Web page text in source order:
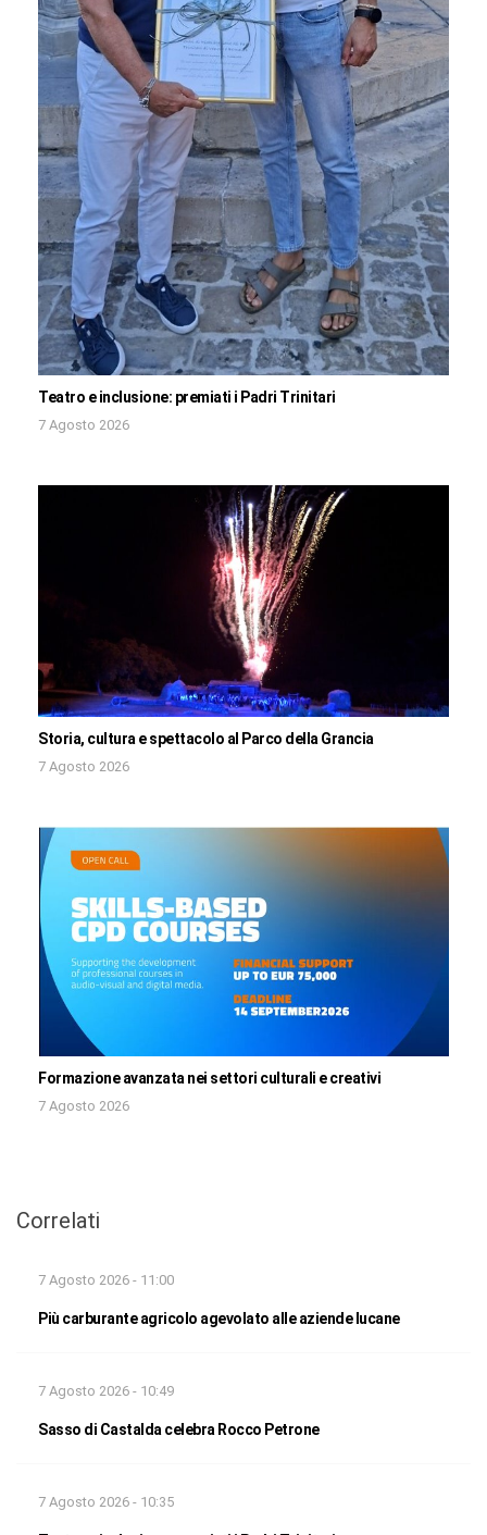
Teatro e inclusione: premiati i Padri Trinitari
7 Agosto 2026
Storia, cultura e spettacolo al Parco della Grancia
7 Agosto 2026
Formazione avanzata nei settori culturali e creativi
7 Agosto 2026
Correlati
7 Agosto 2026 - 11:00
Più carburante agricolo agevolato alle aziende lucane
7 Agosto 2026 - 10:49
Sasso di Castalda celebra Rocco Petrone
7 Agosto 2026 - 10:35